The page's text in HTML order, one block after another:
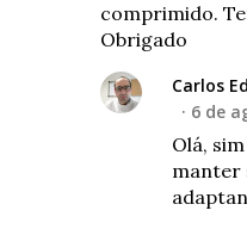
comprimido.
Obrigado
Carlos
6 de
Olá,
manter